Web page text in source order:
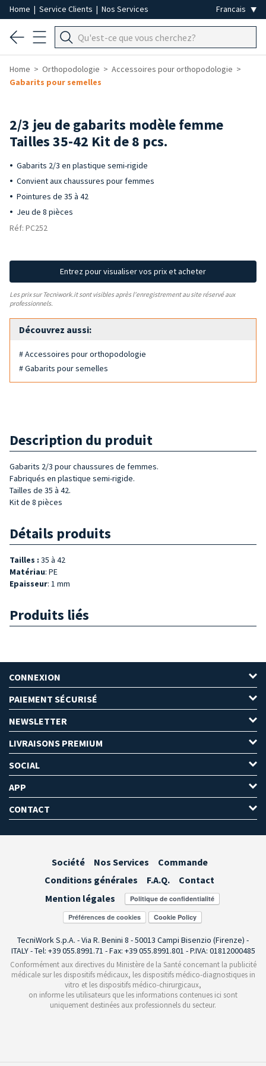
Home | Service Clients | Nos Services
Home Orthopodologie
Accessoires pour orthopodologie
Gabarits pour semelles
2/3 jeu de gabarits modèle femme
Tailles 35-42 Kit de 8 pcs.
Gabarits 2/3 en plastique semi-rigide
Convient aux chaussures pour femmes
Pointures de 35 à 42
Jeu de 8 pièces
Réf: PC252
Entrez pour visualiser vos prix et acheter
Les prix sur Tecniwork.it sont visibles après l'enregistrement au site réservé aux
professionnels.
Découvrez aussi:
# Accessoires pour orthopodologie
# Gabarits pour semelles
Description du produit
Gabarits 2/3 pour chaussures de femmes.
Fabriqués en plastique semi-rigide.
Tailles de 35 à 42.
Kit de 8 pièces
Détails produits
Tailles : 35 à 42
Matériau: PE
Epaisseur: 1 mm
Produits liés
CONNEXION
PAIEMENT SÉCURISÉ
NEWSLETTER
LIVRAISONS PREMIUM
SOCIAL
APP
CONTACT
Société Nos Services
Commande
Conditions générales
F.A.Q.
Contact
Mention légales
Préférences de cookies
TecniWork S.p.A. - Via R. Benini 8 - 50013 Campi Bisenzio (Firenze) -
ITALY - Tel: +39 055.8991.71 - Fax: +39 055.8991.801 - P.IVA: 01812000485
Conformément aux directives du Ministère de la Santé concernant la publicité
médicale sur les dispositifs médicaux, les dispositifs médico-diagnostiques in
vitro et les dispositifs médico-chirurgicaux,
on informe les utilisateurs que les informations contenues ici sont
uniquement destinées aux professionnels du secteur.